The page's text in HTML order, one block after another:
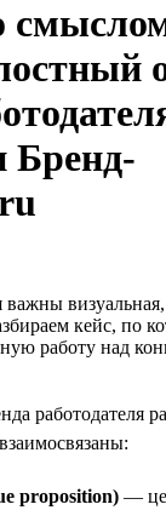
Бренд-
важны
кейс, по
работу над
работодателя
proposition) —